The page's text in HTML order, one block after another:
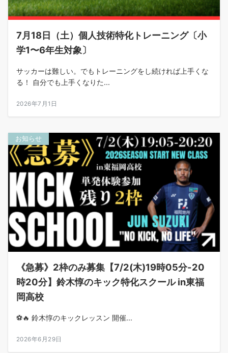
7月18日（土）個人技術特化トレーニング〔小
学1〜6年生対象〕
サッカーは難しい。でもトレーニングをし続ければ上手くな
る！ 自分でも上手くなりた...
2026年7月1日
お知らせ
《急募》2枠のみ募集【7/2(木)19時05分-20
時20分】鈴木惇のキック特化スクール in東福
岡高校
⚽️🔥 鈴木惇のキックレッスン 開催...
2026年6月29日